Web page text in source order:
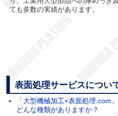
ても多数の実績があります。
表面処理サービスについ
「大型機械加工+表面処理.com
どんな種類がありますか？